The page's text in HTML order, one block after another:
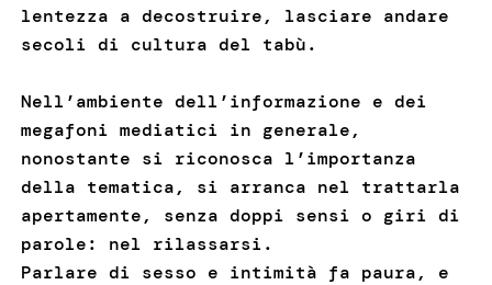
lentezza a decostruire, lasciare andare
secoli di cultura del tabù.
Nell’ambiente dell’informazione e dei
megafoni mediatici in generale,
nonostante si riconosca l’importanza
della tematica, si arranca nel trattarla
apertamente, senza doppi sensi o giri di
parole: nel rilassarsi.
Parlare di sesso e intimità fa paura, e